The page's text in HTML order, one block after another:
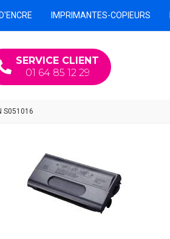
SERVICE CLIENT
01 64 85 12 29
IMPRIMANTES-COPIEURS
S051016